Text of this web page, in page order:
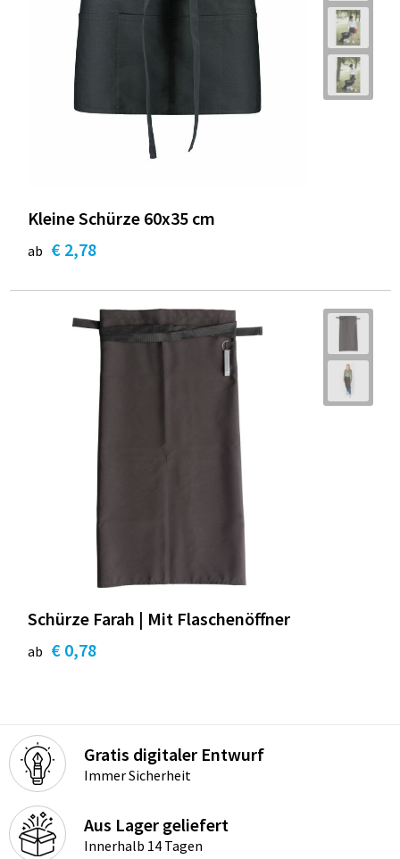
Kleine Schürze 60x35 cm
ab € 2,78
Schürze Farah | Mit Flaschenöffner
ab € 0,78
Gratis digitaler Entwurf
Immer Sicherheit
Aus Lager geliefert
Innerhalb 14 Tagen